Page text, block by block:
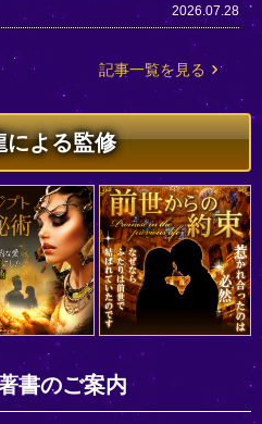
2026.07.28
記事一覧を見る
による監修
書のご案内